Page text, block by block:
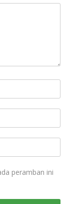
peramban ini